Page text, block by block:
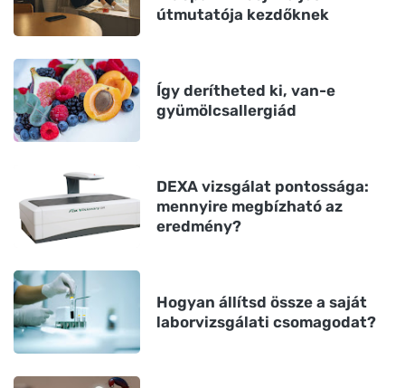
útmutatója kezdőknek
Így derítheted ki, van-e
gyümölcsallergiád
DEXA vizsgálat pontossága:
mennyire megbízható az
eredmény?
Hogyan állítsd össze a saját
laborvizsgálati csomagodat?